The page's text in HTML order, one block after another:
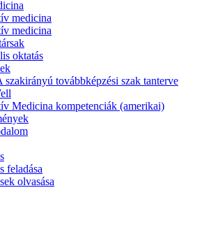
medicina
medicina
oktatás
szakirányú továbbképzési szak tanterve
Medicina kompetenciák (amerikai)
feladása
olvasása